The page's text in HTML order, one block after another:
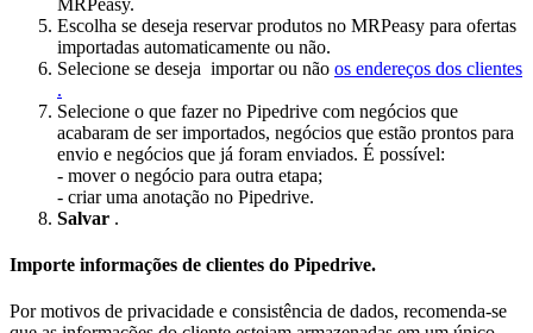
Escolha se deseja reservar produtos no MRPeasy para ofertas
importadas automaticamente ou não.
Selecione se deseja importarou não os endereços dos clientes
.
Selecione o que fazer no Pipedrive com negócios que
acabaram de ser importados, negócios que estão prontos para
envio e negócios que já foram enviados. É possível:
- mover o negócio para outra etapa;
- criar uma anotação no Pipedrive.
Salvar .
Importe informações de clientes do Pipedrive.
Por motivos de privacidade e consistência de dados, recomenda-se